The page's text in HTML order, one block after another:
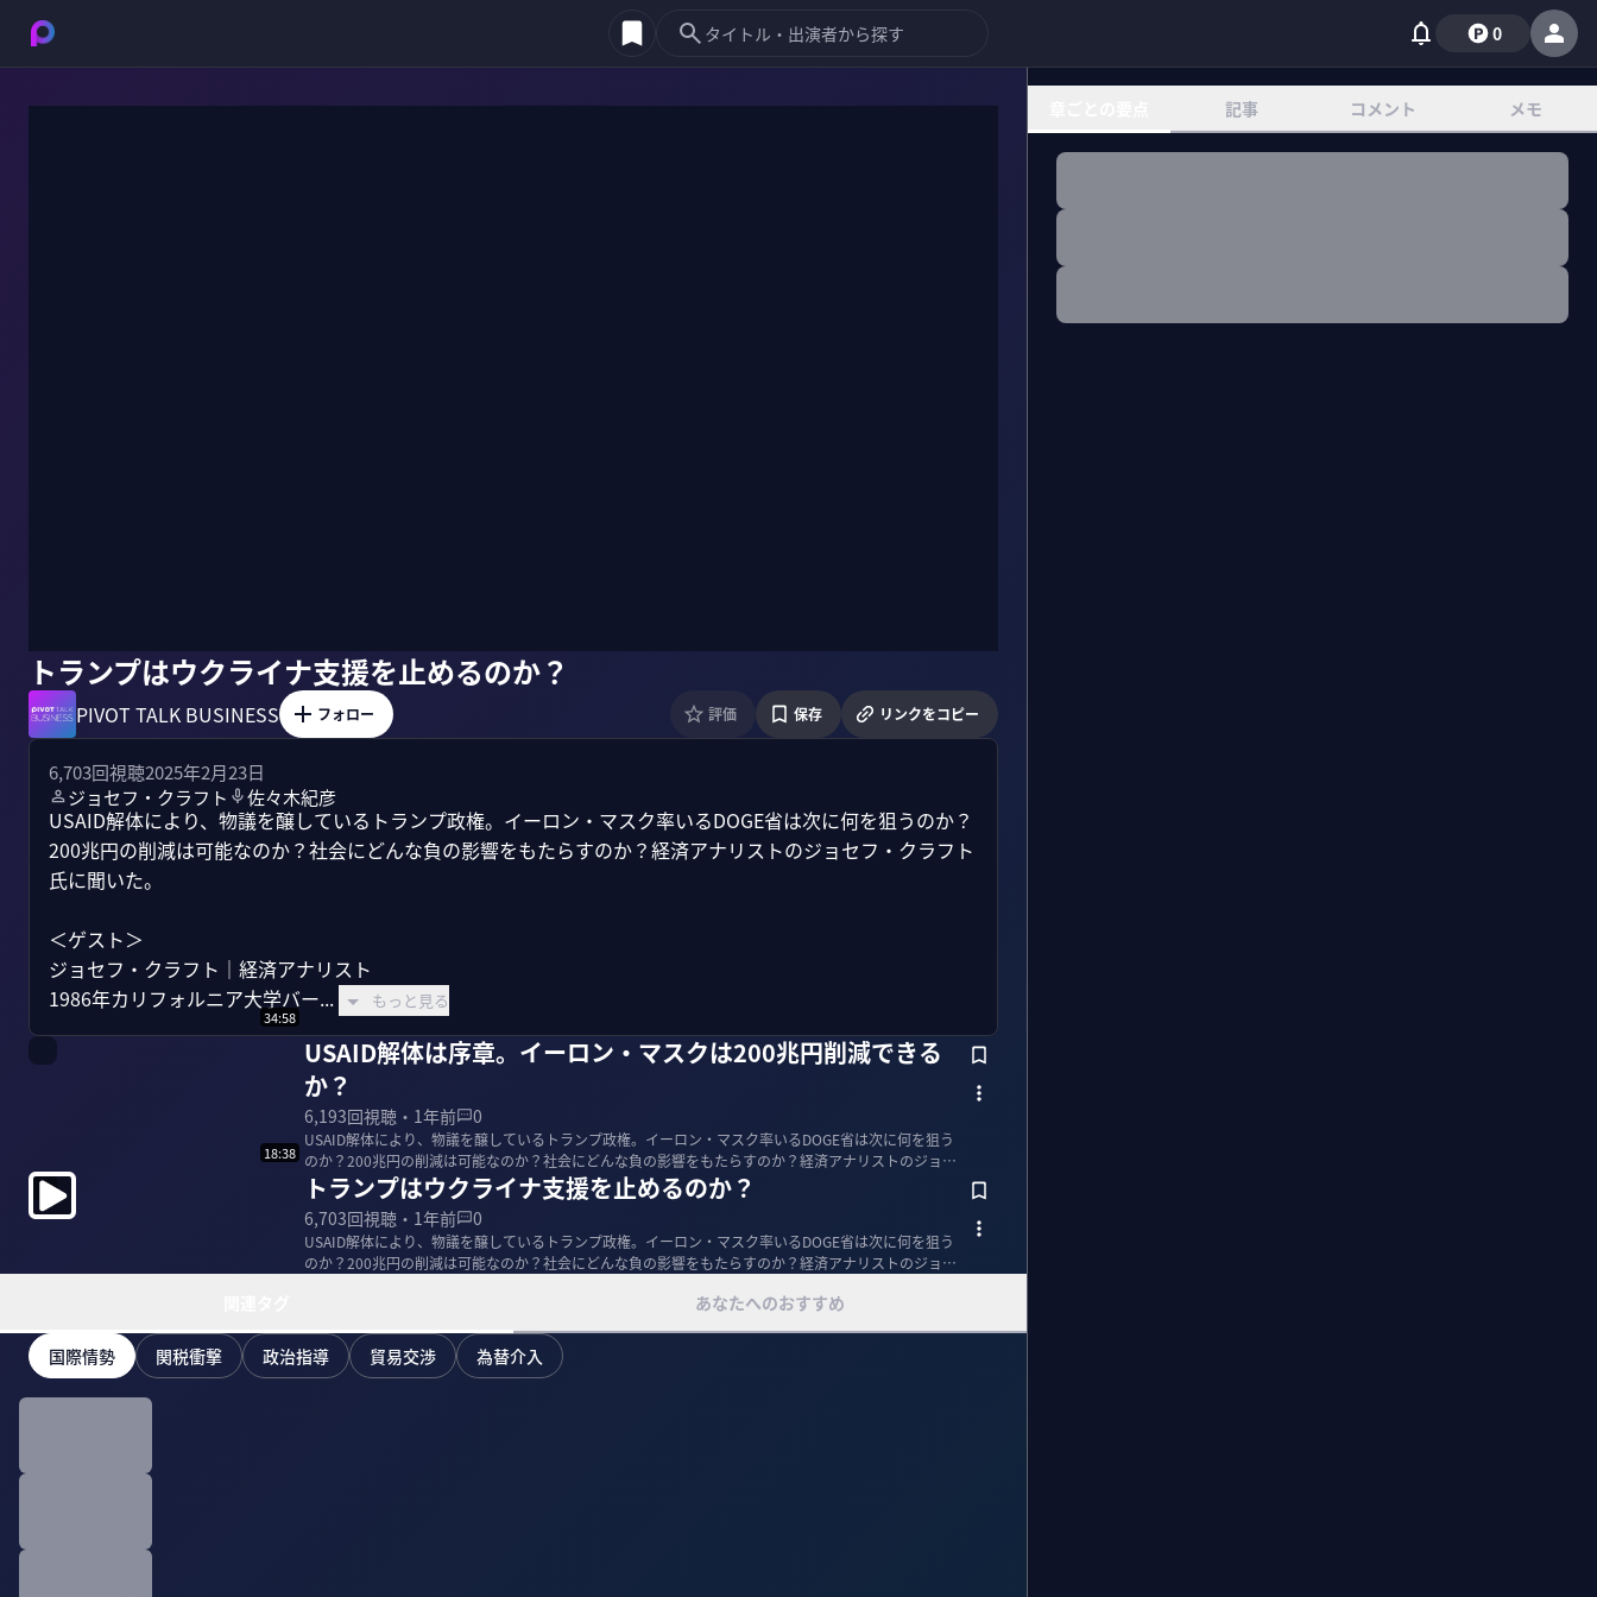
0
トランプはウクライナ支援を止めるのか？
PIVOT TALK BUSINESS フォロー 評価 保存 リンクをコピー
6,703回視聴2025年2月23日
ジョセフ・クラフト
佐々木紀彦
USAID解体により、物議を醸しているトランプ政権。イーロン・マスク率いるDOGE省は次に何を狙うのか？
200兆円の削減は可能なのか？社会にどんな負の影響をもたらすのか？経済アナリストのジョセフ・クラフト
氏に聞いた。
＜ゲスト＞
ジョセフ・クラフト｜経済アナリスト
1986年カリフォルニア大学バー...
もっと見る
34:58
USAID解体は序章。イーロン・マスクは200兆円削減できる
か？
6,193回視聴・ 1年前 0
USAID解体により、物議を醸しているトランプ政権。イーロン・マスク率いるDOGE省は次に何を狙う
のか？200兆円の削減は可能なのか？社会にどんな負の影響をもたらすのか？経済アナリストのジョセ
フ・クラ...
18:38
トランプはウクライナ支援を止めるのか？
6,703回視聴・ 1年前 0
USAID解体により、物議を醸しているトランプ政権。イーロン・マスク率いるDOGE省は次に何を狙う
のか？200兆円の削減は可能なのか？社会にどんな負の影響をもたらすのか？経済アナリストのジョセ
あなたへのおすすめ
国際情勢 関税衝撃 政治指導 貿易交渉 為替介入
記事 コメント メモ